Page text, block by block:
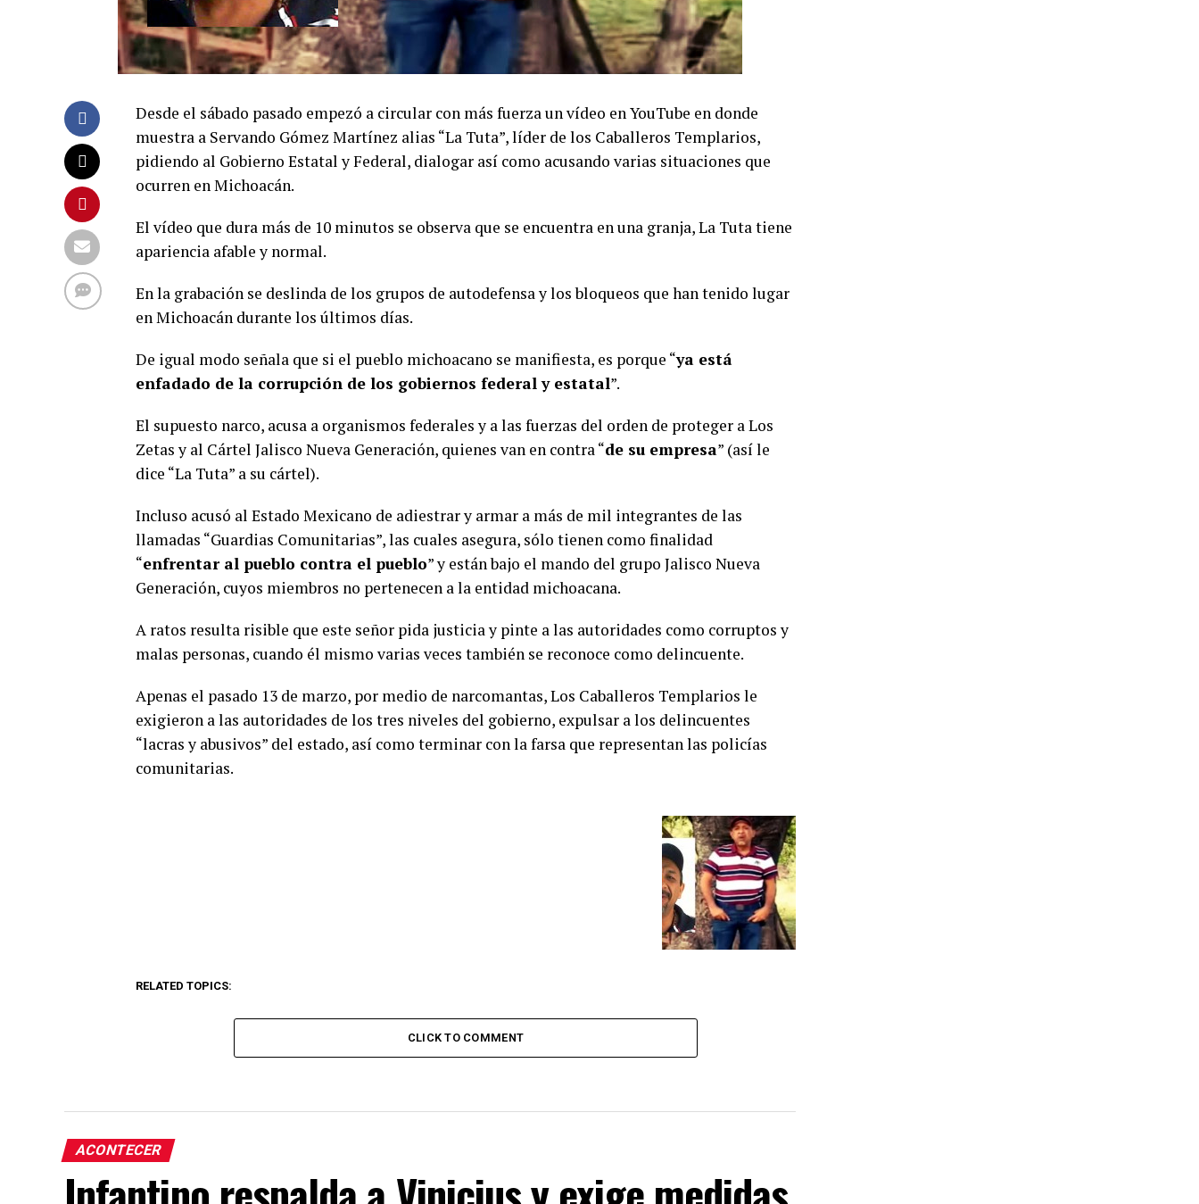
Desde el sábado pasado empezó a circular con más fuerza un vídeo en YouTube en donde
muestra a Servando Gómez Martínez alias “La Tuta”, líder de los Caballeros Templarios,
pidiendo al Gobierno Estatal y Federal, dialogar así como acusando varias situaciones que
ocurren en Michoacán.
El vídeo que dura más de 10 minutos se observa que se encuentra en una granja, La Tuta tiene
apariencia afable y normal.
En la grabación se deslinda de los grupos de autodefensa y los bloqueos que han tenido lugar
en Michoacán durante los últimos días.
De igual modo señala que si el pueblo michoacano se manifiesta, es porque “ya está
enfadado de la corrupción de los gobiernos federal y estatal”.
El supuesto narco, acusa a organismos federales y a las fuerzas del orden de proteger a Los
Zetas y al Cártel Jalisco Nueva Generación, quienes van en contra “de su empresa” (así le
dice “La Tuta” a su cártel).
Incluso acusó al Estado Mexicano de adiestrar y armar a más de mil integrantes de las
llamadas “Guardias Comunitarias”, las cuales asegura, sólo tienen como finalidad
“enfrentar al pueblo contra el pueblo” y están bajo el mando del grupo Jalisco Nueva
Generación, cuyos miembros no pertenecen a la entidad michoacana.
A ratos resulta risible que este señor pida justicia y pinte a las autoridades como corruptos y
malas personas, cuando él mismo varias veces también se reconoce como delincuente.
Apenas el pasado 13 de marzo, por medio de narcomantas, Los Caballeros Templarios le
exigieron a las autoridades de los tres niveles del gobierno, expulsar a los delincuentes
“lacras y abusivos” del estado, así como terminar con la farsa que representan las policías
comunitarias.
RELATED TOPICS:
CLICK TO COMMENT
ACONTECER